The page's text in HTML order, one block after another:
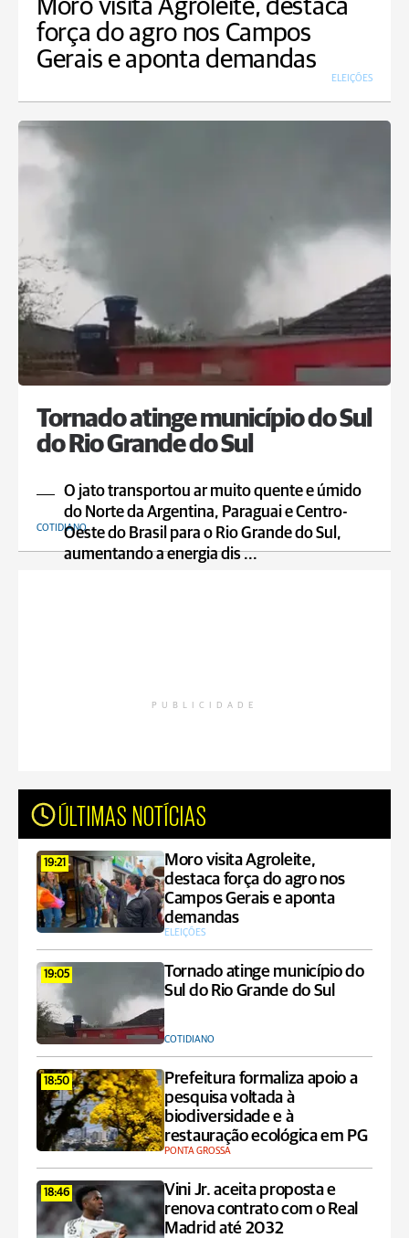
Moro visita Agroleite, destaca
força do agro nos Campos
Gerais e aponta demandas
ELEIÇÕES
Tornado atinge município do Sul
do Rio Grande do Sul
O jato transportou ar muito quente e úmido
do Norte da Argentina, Paraguai e Centro-
Oeste do Brasil para o Rio Grande do Sul,
aumentando a energia dis ...
COTIDIANO
PUBLICIDADE
ÚLTIMAS NOTÍCIAS
19:21
Moro visita Agroleite,
destaca força do agro nos
Campos Gerais e aponta
demandas
ELEIÇÕES
19:05
Tornado atinge município do
Sul do Rio Grande do Sul
COTIDIANO
18:50
Prefeitura formaliza apoio a
pesquisa voltada à
biodiversidade e à
restauração ecológica em PG
PONTA GROSSA
18:46
Vini Jr. aceita proposta e
renova contrato com o Real
Madrid até 2032